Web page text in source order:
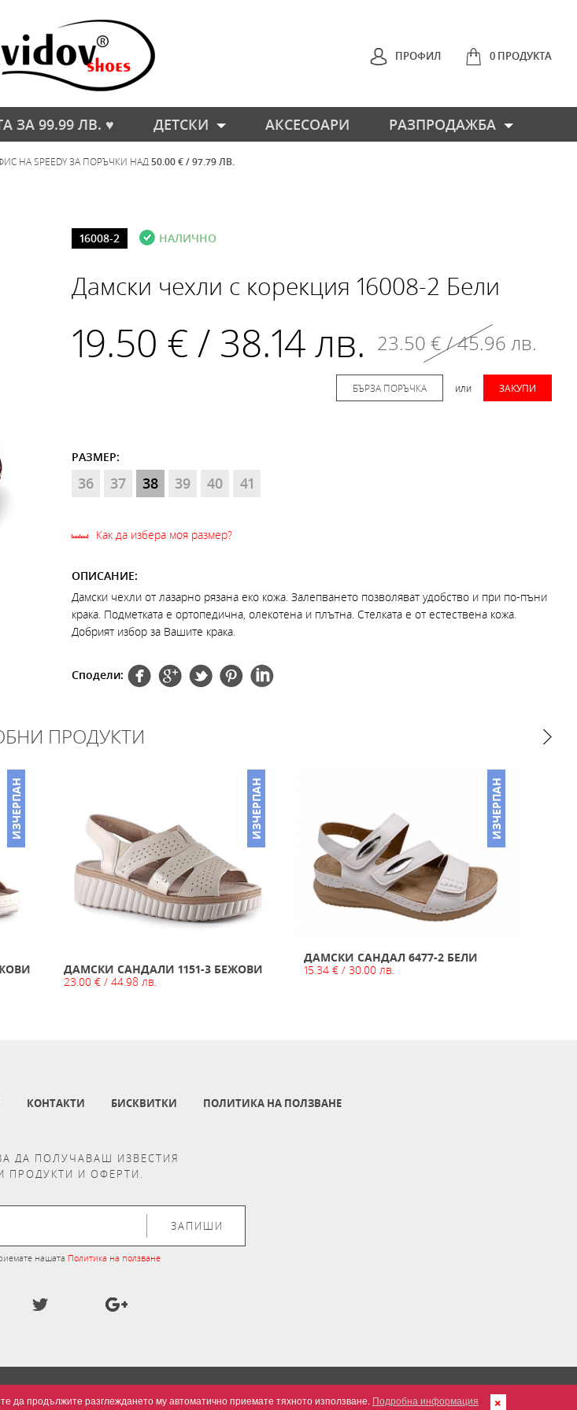
да продължите разглеждането му автоматично приемате тяхното използване. Подробна информация
0 ПРОДУКТА
ПРОФИЛ
ЗА 99.99 ЛВ. ♥ ДЕТСКИ АКСЕСОАРИ РАЗПРОДАЖБА
НА SPEEDY ЗА ПОРЪЧКИ НАД 50.00 € / 97.79 ЛВ.
16008-2 НАЛИЧНО
Дамски чехли с корекция 16008-2 Бели
19.50 € / 38.14 лв. 23.50 € / 45.96 лв.
ЗАКУПИ
или
БЪРЗА ПОРЪЧКА
РАЗМЕР:
36 37 38 39 40 41
Как да избера моя размер?
ОПИСАНИЕ:
Дамски чехли от лазарно рязана еко кожа. Залепването позволяват удобство и при по-пъни
крака. Подметката е ортопедична, олекотена и плътна. Стелката е от естествена кожа.
Добрият избор за Вашите крака.
Сподели:
ПРОДУКТИ
ИЗЧЕРПАН ИЗЧЕРПАН
ДАМСКИ САНДАЛИ 1151-3 БЕЖОВИ
23.00 € / 44.98 лв.
ИЗЧЕРПАН
ДАМСКИ САНДАЛ 6477-2 БЕЛИ
15.34 € / 30.00 лв.
КОНТАКТИ БИСКВИТКИ ПОЛИТИКА НА ПОЛЗВАНЕ
ДА ПОЛУЧАВАШ ИЗВЕСТИЯ
ПРОДУКТИ И ОФЕРТИ.
ЗАПИШИ
нашата Политика на ползване